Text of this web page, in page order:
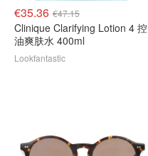
€35.36 €47.15
Clinique Clarifying Lotion 4 控
油爽肤水 400ml
Lookfantastic